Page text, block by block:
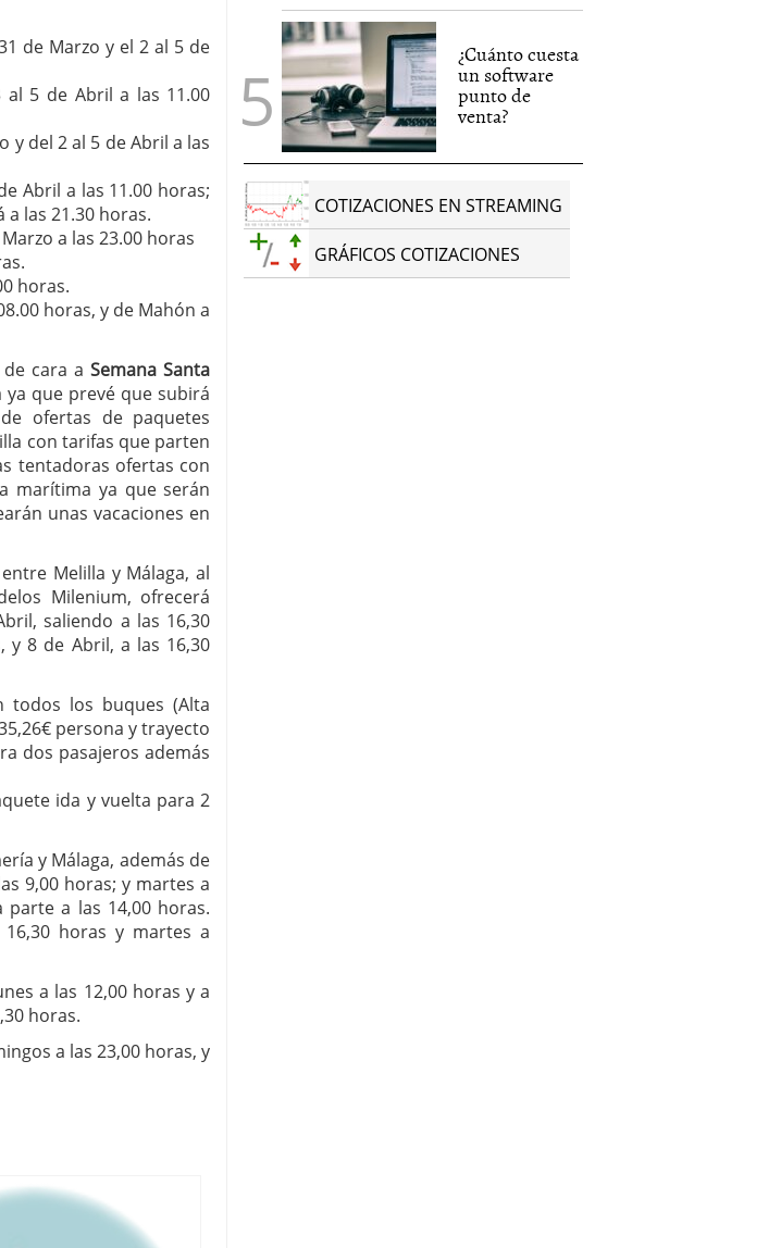
de Marzo y el 2 al 5 de
al 5 de Abril a las 11.00
y del 2 al 5 de Abril a las
Abril a las 11.00 horas;
a las 21.30 horas.
a las 23.00 horas
horas.
horas, y de Mahón a
cara aSemana Santa
ya que prevé que subirá
ofertas de paquetes
con tarifas que parten
tentadoras ofertas con
marítima ya que serán
unas vacaciones en
Melilla y Málaga, al
Milenium, ofrecerá
saliendo a las 16,30
y 8 de Abril, a las 16,30
todos los buques (Alta
persona y trayecto
dos pasajeros además
ida y vuelta para 2
y Málaga, además de
9,00 horas; y martes a
a las 14,00 horas.
horas y martes a
a las 12,00 horas y a
horas.
a las 23,00 horas, y
¿Cuánto cuesta
un software
punto de
venta?
COTIZACIONES EN STREAMING
GRÁFICOS COTIZACIONES